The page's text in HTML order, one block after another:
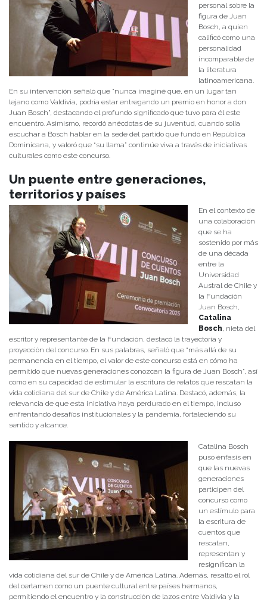
personal sobre la
figura de Juan
Bosch, a quien
calificó como una
personalidad
incomparable de
la literatura
latinoamericana.
En su intervención señaló que “nunca imaginé que, en un lugar tan
lejano como Valdivia, podría estar entregando un premio en honor a don
Juan Bosch”, destacando el profundo significado que tuvo para él este
encuentro. Asimismo, recordó anécdotas de su juventud, cuando solía
escuchar a Bosch hablar en la sede del partido que fundó en República
Dominicana, y valoró que “su llama” continúe viva a través de iniciativas
culturales como este concurso.
Un puente entre generaciones,
territorios y países
En el contexto de
una colaboración
que se ha
sostenido por más
de una década
entre la
Universidad
Austral de Chile y
la Fundación
Juan Bosch,
Catalina
Bosch , nieta del
escritor y representante de la Fundación, destacó la trayectoria y
proyección del concurso. En sus palabras, señaló que “más allá de su
permanencia en el tiempo, el valor de este concurso está en cómo ha
permitido que nuevas generaciones conozcan la figura de Juan Bosch”, así
como en su capacidad de estimular la escritura de relatos que rescatan la
vida cotidiana del sur de Chile y de América Latina. Destacó, además, la
relevancia de que esta iniciativa haya perdurado en el tiempo, incluso
enfrentando desafíos institucionales y la pandemia, fortaleciendo su
sentido y alcance.
Catalina Bosch
puso énfasis en
que las nuevas
generaciones
participen del
concurso como
un estímulo para
la escritura de
cuentos que
rescatan,
representan y
resignifican la
vida cotidiana del sur de Chile y de América Latina. Además, resaltó el rol
del certamen como un puente cultural entre países hermanos,
permitiendo el encuentro y la construcción de lazos entre Valdivia y la